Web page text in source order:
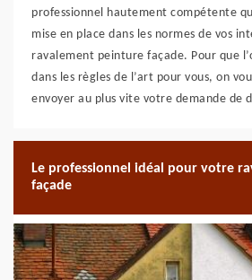
professionnel hautement compétente
mise en place dans les normes de vos
ravalement peinture façade. Pour que
dans les règles de l’art pour vous, on
envoyer au plus vite votre demande de
Le professionnel idéal pour votre
façade